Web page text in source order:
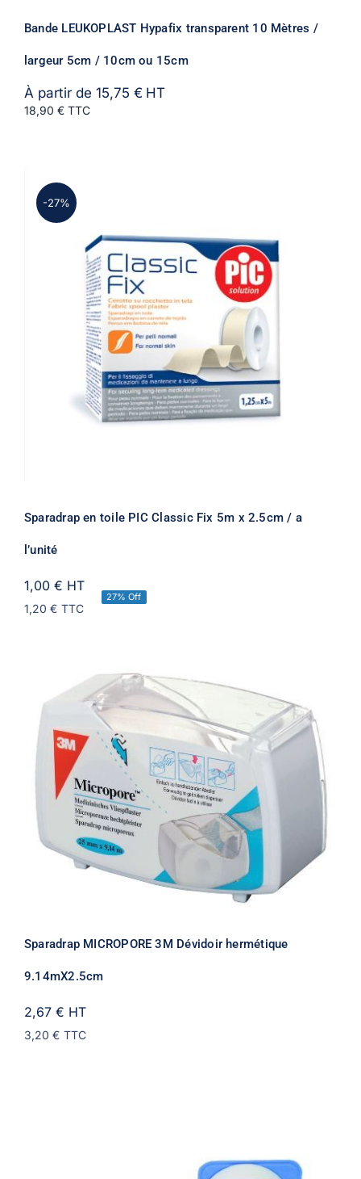
Bande LEUKOPLAST Hypafix transparent 10 Mètres /
largeur 5cm / 10cm ou 15cm
À partir de 15,75 € HT
18,90 € TTC
-27%
Sparadrap en toile PIC Classic Fix 5m x 2.5cm / a
l’unité
1,00 € HT
1,20 € TTC
27% Off
Sparadrap MICROPORE 3M Dévidoir hermétique
9.14mX2.5cm
2,67 € HT
3,20 € TTC